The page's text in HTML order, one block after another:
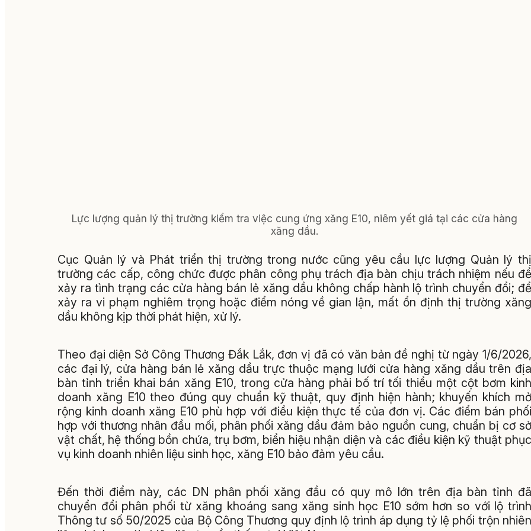
Lực lượng quản lý thị trường kiểm tra việc cung ứng xăng E10, niêm yết giá tại các cửa hàng
xăng dầu.
Cục Quản lý và Phát triển thị trường trong nước cũng yêu cầu lực lượng Quản lý thị
trường các cấp, công chức được phân công phụ trách địa bàn chịu trách nhiệm nếu để
xảy ra tình trạng các cửa hàng bán lẻ xăng dầu không chấp hành lộ trình chuyển đổi; để
xảy ra vi phạm nghiêm trọng hoặc điểm nóng về gian lận, mất ổn định thị trường xăng
dầu không kịp thời phát hiện, xử lý.
Theo đại diện Sở Công Thương Đắk Lắk, đơn vị đã có văn bản đề nghị từ ngày 1/6/2026,
các đại lý, cửa hàng bán lẻ xăng dầu trực thuộc mạng lưới cửa hàng xăng dầu trên địa
bàn tỉnh triển khai bán xăng E10, trong cửa hàng phải bố trí tối thiểu một cột bơm kinh
doanh xăng E10 theo đúng quy chuẩn kỹ thuật, quy định hiện hành; khuyến khích mở
rộng kinh doanh xăng E10 phù hợp với điều kiện thực tế của đơn vị. Các điểm bán phối
hợp với thương nhân đầu mối, phân phối xăng dầu đảm bảo nguồn cung, chuẩn bị cơ sở
vật chất, hệ thống bồn chứa, trụ bơm, biển hiệu nhận diện và các điều kiện kỹ thuật phục
vụ kinh doanh nhiên liệu sinh học, xăng E10 bảo đảm yêu cầu.
Đến thời điểm này, các DN phân phối xăng đầu có quy mô lớn trên địa bàn tỉnh đã
chuyển đổi phân phối từ xăng khoáng sang xăng sinh học E10 sớm hơn so với lộ trình
Thông tư số 50/2025 của Bộ Công Thương quy định lộ trình áp dụng tỷ lệ phối trộn nhiên